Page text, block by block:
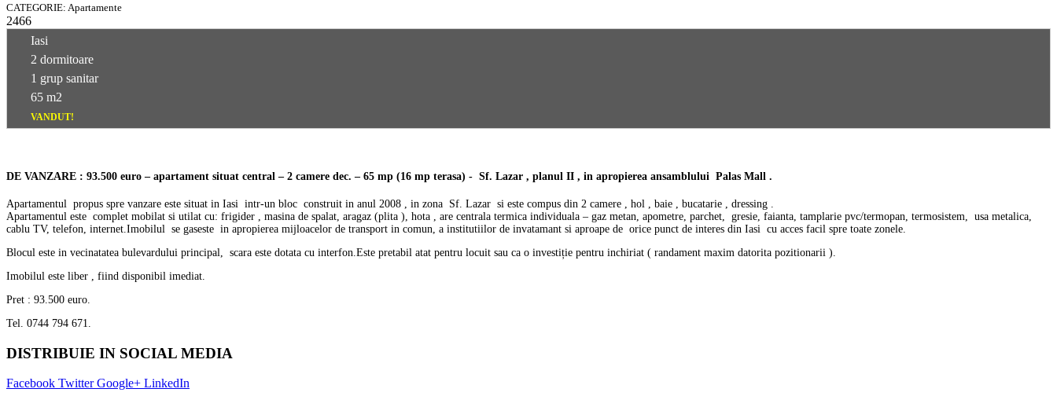
CATEGORIE: Apartamente
2466
Iasi
2 dormitoare
1 grup sanitar
65 m2
VANDUT!
DE VANZARE : 93.500 euro – apartament situat central – 2 camere dec. – 65 mp (16 mp terasa) - Sf. Lazar , planul II , in apropierea ansamblului  Palas Mall .
Apartamentul propus spre vanzare este situat in Iasi intr-un bloc construit in anul 2008 , in zona Sf. Lazar si este compus din 2 camere , hol , baie , bucatarie , dressing .
Apartamentul este complet mobilat si utilat cu: frigider , masina de spalat, aragaz (plita ), hota , are centrala termica individuala – gaz metan, apometre, parchet, gresie, faianta, tamplarie pvc/termopan, termosistem, usa metalica,
cablu TV, telefon, internet.Imobilul se gaseste in apropierea mijloacelor de transport in comun, a institutiilor de invatamant si aproape de orice punct de interes din Iasi cu acces facil spre toate zonele.
Blocul este in vecinatatea bulevardului principal, scara este dotata cu interfon.Este pretabil atat pentru locuit sau ca o investiție pentru inchiriat ( randament maxim datorita pozitionarii ).
Imobilul este liber , fiind disponibil imediat.
Pret : 93.500 euro.
Tel. 0744 794 671.
DISTRIBUIE IN SOCIAL MEDIA
Facebook TwitterGoogle+ LinkedIn